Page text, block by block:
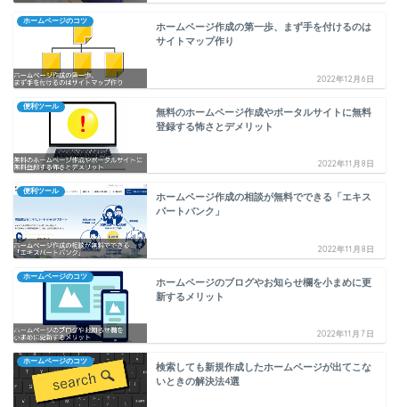
ホームページのコツ
ホームページ作成の第一歩、まず手を付けるのは
サイトマップ作り
2022年12月6日
便利ツール
無料のホームページ作成やポータルサイトに無料
登録する怖さとデメリット
2022年11月8日
便利ツール
ホームページ作成の相談が無料でできる「エキス
パートバンク」
2022年11月8日
ホームページのコツ
ホームページのブログやお知らせ欄を小まめに更
新するメリット
2022年11月7日
ホームページのコツ
検索しても新規作成したホームページが出てこな
いときの解決法4選